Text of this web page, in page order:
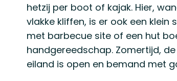
hetzij per boot of kajak. Hier,
vlakke kliffen, is er ook een
met barbecue site of een hut
handgereedschap. Zomertijd,
eiland is open en bemand met